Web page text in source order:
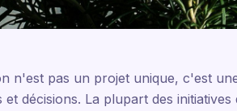
n'est pas un projet unique, c'est
décisions. La plupart des